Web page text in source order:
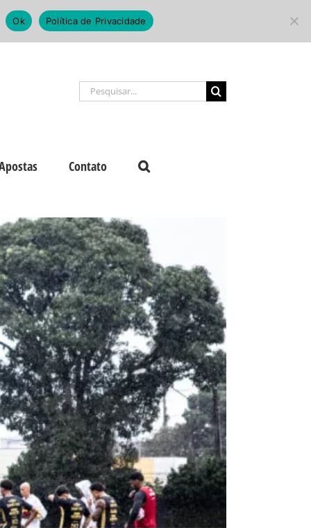
Buscar
resultados
Contato
Ok Política de Privacidade